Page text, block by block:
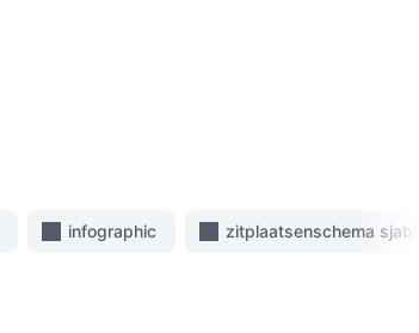
infographic zitplaatsenschema